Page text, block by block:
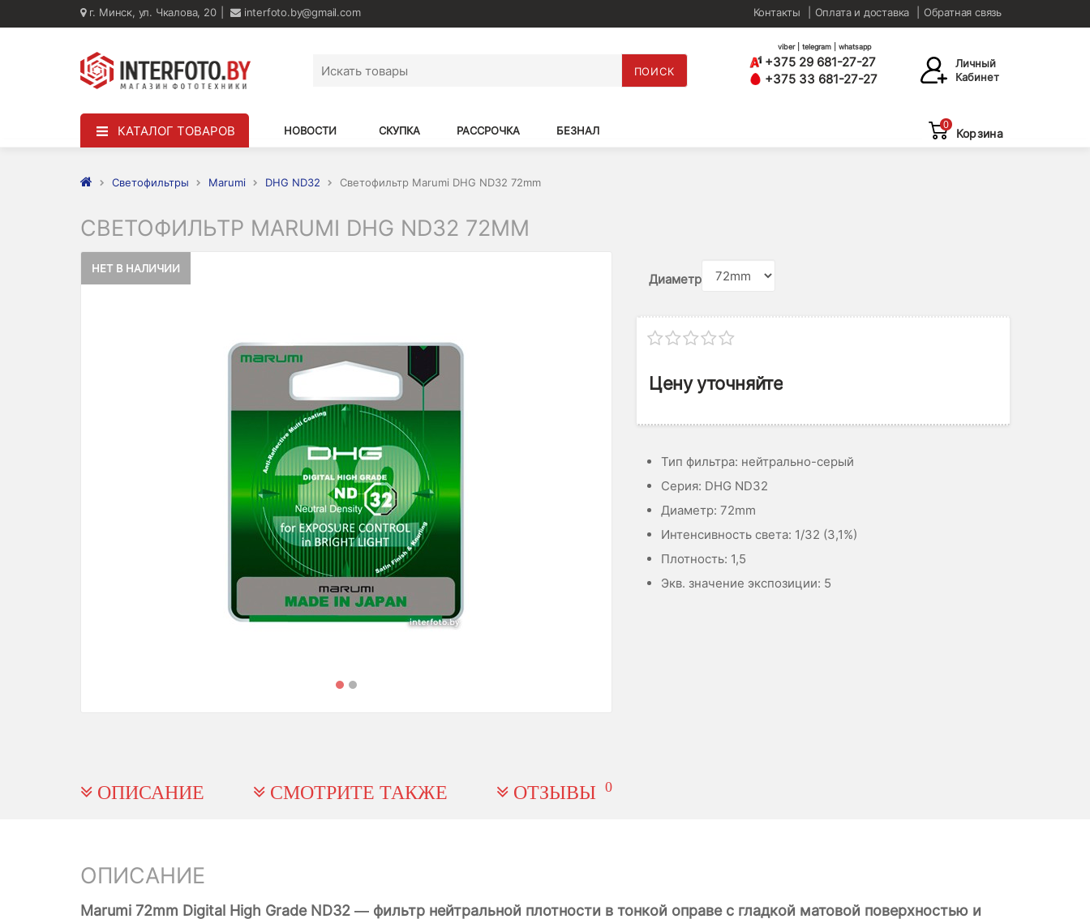
г. Минск, ул. Чкалова, 20 interfoto.by@gmail.com Контакты Оплата и доставка Обратная связь
ПОИСК
viber | telegram | whatsapp
+375 29 681-27-27
+375 33 681-27-27
Личный
Кабинет
КАТАЛОГ ТОВАРОВ НОВОСТИ СКУПКА РАССРОЧКА БЕЗНАЛ 0
Корзина
Светофильтры Marumi DHG ND32 Светофильтр Marumi DHG ND32 72mm
СВЕТОФИЛЬТР MARUMI DHG ND32 72MM
НЕТ В НАЛИЧИИ
Диаметр
Цену уточняйте
Тип фильтра: нейтрально-серый
Серия: DHG ND32
Диаметр: 72mm
Интенсивность света: 1/32 (3,1%)
Плотность: 1,5
Экв. значение экспозиции: 5
ОПИСАНИЕ СМОТРИТЕ ТАКЖЕ ОТЗЫВЫ 0
ОПИСАНИЕ
Marumi 72mm Digital High Grade ND32 — фильтр нейтральной плотности в тонкой оправе с гладкой матовой поверхностью и